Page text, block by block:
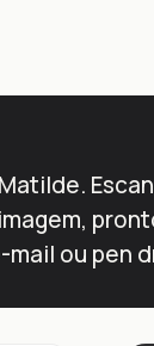
ou pen